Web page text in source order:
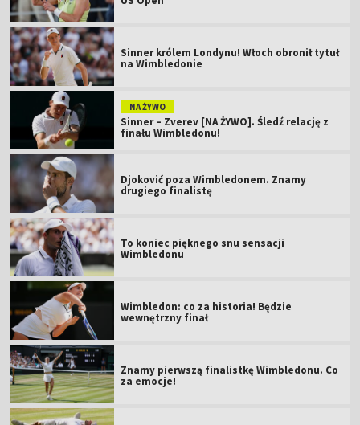
Sinner królem Londynu! Włoch obronił tytuł
na Wimbledonie
NA ŻYWO
Sinner – Zverev [NA ŻYWO]. Śledź relację z
finału Wimbledonu!
Djoković poza Wimbledonem. Znamy
drugiego finalistę
To koniec pięknego snu sensacji
Wimbledonu
Wimbledon: co za historia! Będzie
wewnętrzny finał
Znamy pierwszą finalistkę Wimbledonu. Co
za emocje!